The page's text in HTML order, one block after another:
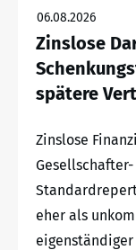
06.08.2026
Zinslose
spätere
Zinslose
eher als
eigenständiger